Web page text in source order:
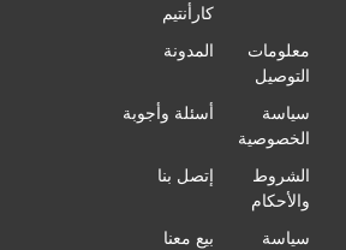
كارأنتيم
معلومات
التوصيل
المدونة
سياسة
الخصوصية
أسئلة وأجوبة
الشروط
والأحكام
إتصل بنا
سياسة بيع معنا